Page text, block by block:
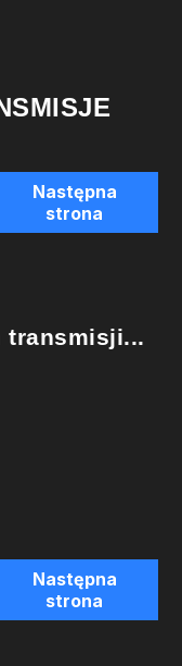
Następna
strona
transmisji...
Następna
strona